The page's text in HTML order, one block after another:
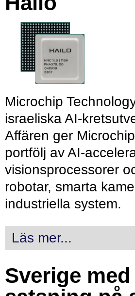
Microchip
israeliska AI-
Affären ger
portfölj av AI-
visionsprocessorer
robotar, smarta
industriella system.
Läs mer...
Sverige